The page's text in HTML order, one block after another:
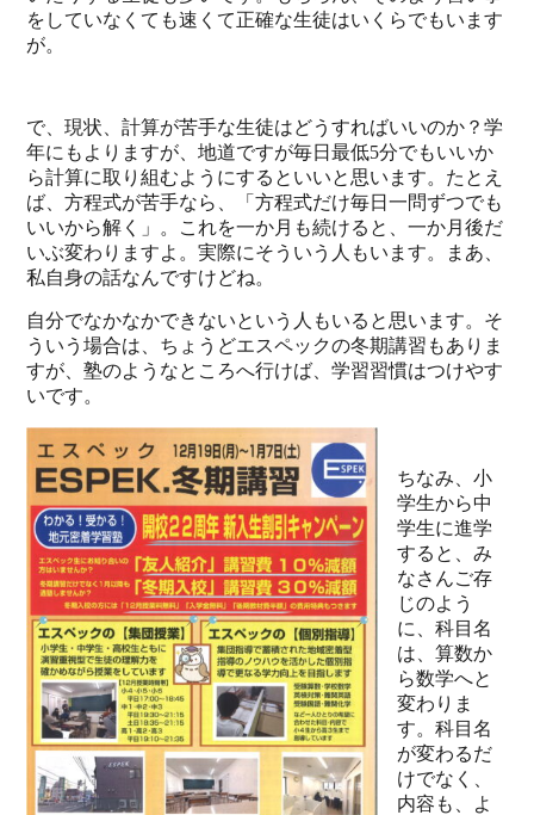
をしていなくても速くて正確な生徒はいくらでもいます
が。
で、現状、計算が苦手な生徒はどうすればいいのか？学
年にもよりますが、地道ですが毎日最低5分でもいいか
ら計算に取り組むようにするといいと思います。たとえ
ば、方程式が苦手なら、「方程式だけ毎日一問ずつでも
いいから解く」。これを一か月も続けると、一か月後だ
いぶ変わりますよ。実際にそういう人もいます。まあ、
私自身の話なんですけどね。
自分でなかなかできないという人もいると思います。そ
ういう場合は、ちょうどエスペックの冬期講習もありま
すが、塾のようなところへ行けば、学習習慣はつけやす
いです。
ちなみ、小
学生から中
学生に進学
すると、み
なさんご存
じのよう
に、科目名
は、算数か
ら数学へと
変わりま
す。科目名
が変わるだ
けでなく、
内容も、よ